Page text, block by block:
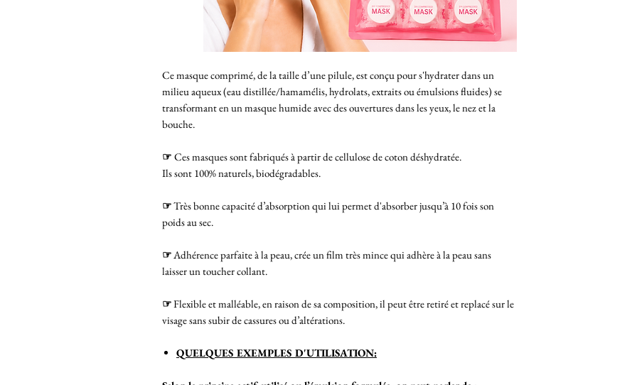
Ce masque comprimé, de la taille d’une pilule, est conçu pour s'hydrater dans un
milieu aqueux (eau distillée/hamamélis, hydrolats, extraits ou émulsions fluides) se
transformant en un masque humide avec des ouvertures dans les yeux, le nez et la
bouche.
☞ Ces masques sont fabriqués à partir de cellulose de coton déshydratée.
Ils sont 100% naturels, biodégradables.
☞Très bonne capacité d’absorption qui lui permet d'absorber jusqu’à 10 fois son
poids au sec.
☞ Adhérence parfaite à la peau, crée un film très mince qui adhère à la peau sans
laisser un toucher collant.
☞Flexible et malléable, en raison de sa composition, il peut être retiré et replacé sur le
visage sans subir de cassures ou d’altérations.
QUELQUES EXEMPLES D'UTILISATION: